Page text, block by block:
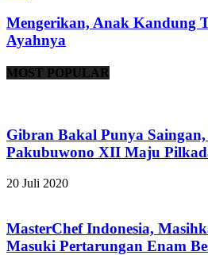
Mengerikan, Anak Kandung
Ayahnya
MOST POPULAR
Gibran Bakal Punya Saingan,
Pakubuwono XII Maju
20 Juli 2020
MasterChef Indonesia,
Masuki Pertarungan Enam